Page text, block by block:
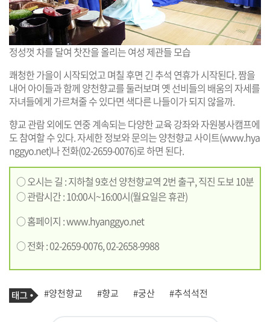
정성껏 차를 달여 찻잔을 올리는 여성 제관들 모습
쾌청한 가을이 시작되었고 며칠 후면 긴 추석 연휴가 시작된다. 짬을
내어 아이들과 함께 양천향교를 둘러보며 옛 선비들의 배움의 자세를
자녀들에게 가르쳐줄 수 있다면 색다른 나들이가 되지 않을까.
향교 관람 외에도 연중 계속되는 다양한 교육 강좌와 자원봉사캠프에
도 참여할 수 있다. 자세한 정보와 문의는 양천향교 사이트(www.hya
nggyo.net)나 전화(02-2659-0076)로 하면 된다.
○ 오시는 길 : 지하철 9호선 양천향교역 2번 출구, 직진 도보 10분
○ 관람시간 : 10:00시~16:00시(월요일은 휴관)
○ 홈페이지 :www.hyanggyo.net
○ 전화 : 02-2659-0076, 02-2658-9988
기
사
태
그
#양천향교 #향교 #궁산 #추석석전